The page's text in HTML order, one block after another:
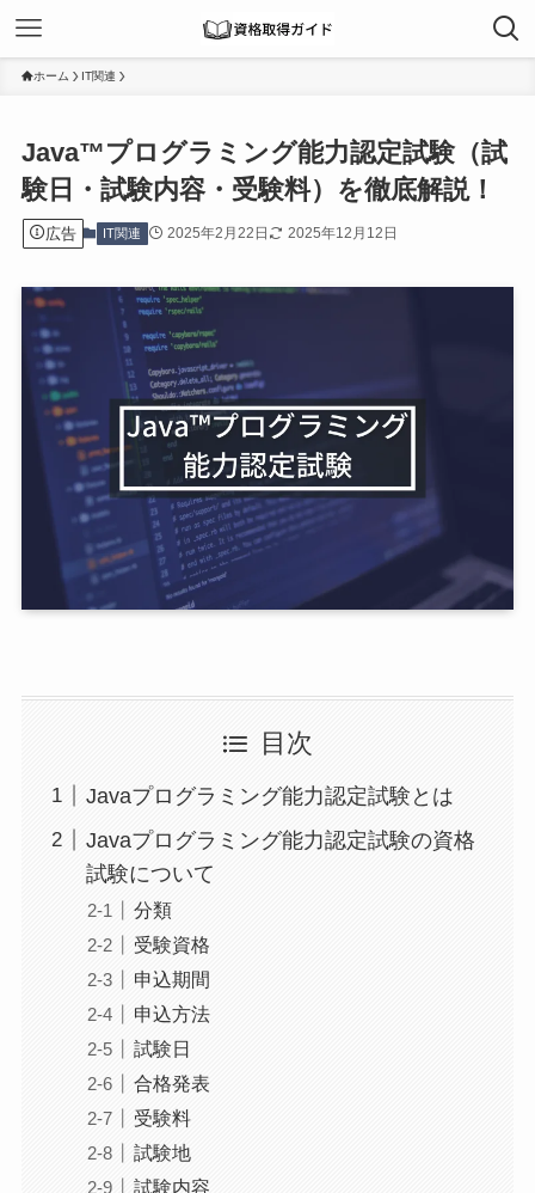
ホーム IT関連
Java™プログラミング能力認定試験（試
験日・試験内容・受験料）を徹底解説！
広告 IT関連 2025年2月22日 2025年12月12日
目次
Javaプログラミング能力認定試験とは
Javaプログラミング能力認定試験の資格
試験について
分類
受験資格
申込期間
申込方法
試験日
合格発表
受験料
試験地
試験内容